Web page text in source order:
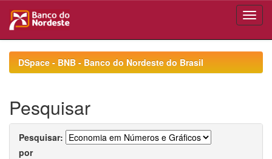
navigationDSpace - BNB - Banco do Nordeste do Brasil
Pesquisar
Pesquisar:
por